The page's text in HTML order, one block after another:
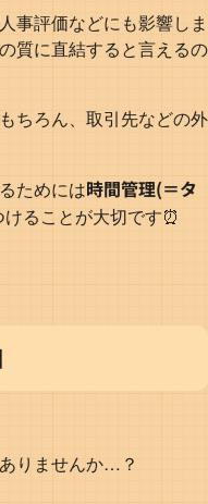
事評価などにも影響しま
質に直結すると言えるの
ちろん、取引先などの外
ためには時間管理(＝タ
ることが大切です⏰️
りませんか…？